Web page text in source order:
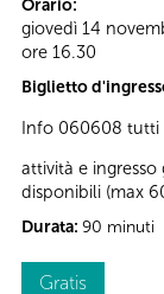
Orario:
giovedì 14
ore 16.30
Biglietto
Info 060608 tutti
attività e
disponibili (max
Durata: 90 minuti
Gratis